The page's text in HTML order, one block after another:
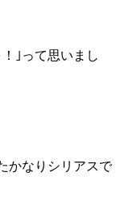
｣って思いまし
かなりシリアスで